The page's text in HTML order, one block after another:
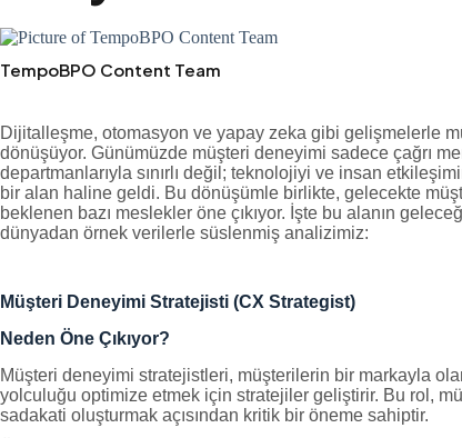
TempoBPO Content Team
Dijitalleşme, otomasyon ve yapay zeka gibi gelişmelerle
dönüşüyor. Günümüzde müşteri deneyimi sadece çağrı
departmanlarıyla sınırlı değil; teknolojiyi ve insan
bir alan haline geldi. Bu dönüşümle birlikte, gelecekte
beklenen bazı meslekler öne çıkıyor. İşte bu alanın
dünyadan örnek verilerle süslenmiş analizimiz:
Müşteri Deneyimi Stratejisti (CX Strategist)
Neden Öne Çıkıyor?
Müşteri deneyimi stratejistleri, müşterilerin bir markayla
yolculuğu optimize etmek için stratejiler geliştirir. Bu rol,
sadakati oluşturmak açısından kritik bir öneme sahiptir.